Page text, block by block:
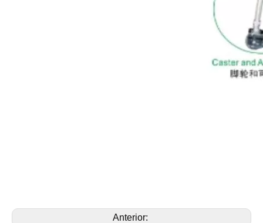
Anterior: